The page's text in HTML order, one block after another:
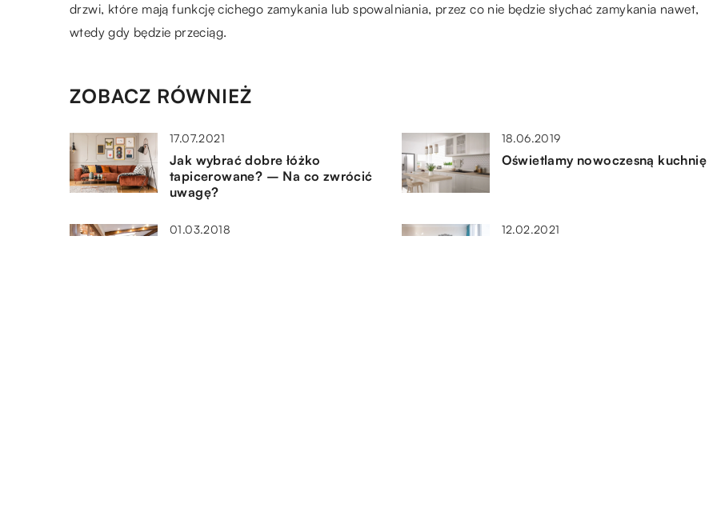
drzwi, które mają funkcję cichego zamykania lub spowalniania, przez co nie będzie słychać zamykania nawet,
wtedy gdy będzie przeciąg.
ZOBACZ RÓWNIEŻ
17.07.2021
Jak wybrać dobre łóżko
tapicerowane? – Na co zwrócić
uwagę?
18.06.2019
Oświetlamy nowoczesną kuchnię
01.03.2018 12.02.2021